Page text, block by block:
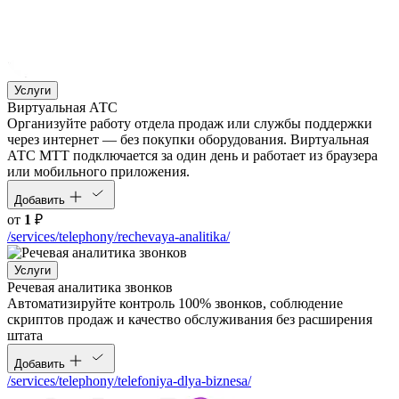
Услуги
Виртуальная АТС
Организуйте работу отдела продаж или службы поддержки
через интернет — без покупки оборудования. Виртуальная
АТС МТТ подключается за один день и работает из браузера
или мобильного приложения.
Добавить
от 1 ₽
/services/telephony/rechevaya-analitika/
Услуги
Речевая аналитика звонков
Автоматизируйте контроль 100% звонков, соблюдение
скриптов продаж и качество обслуживания без расширения
штата
Добавить
/services/telephony/telefoniya-dlya-biznesa/